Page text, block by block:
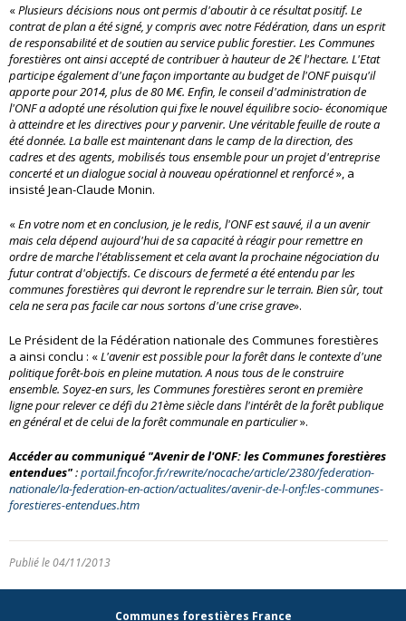
«Plusieurs décisions nous ont permis d'aboutir à ce résultat positif. Le
contrat de plan a été signé, y compris avec notre Fédération, dans un esprit
de responsabilité et de soutien au service public forestier. Les Communes
forestières ont ainsi accepté de contribuer à hauteur de 2€ l'hectare. L'Etat
participe également d'une façon importante au budget de l'ONF puisqu'il
apporte pour 2014, plus de 80 M€. Enfin, le conseil d'administration de
l'ONF a adopté une résolution qui fixe le nouvel équilibre socio- économique
à atteindre et les directives pour y parvenir. Une véritable feuille de route a
été donnée. La balle est maintenant dans le camp de la direction, des
cadres et des agents, mobilisés tous ensemble pour un projet d'entreprise
concerté et un dialogue social à nouveau opérationnel et renforcé», a
insisté Jean-Claude Monin.
«En votre nom et en conclusion, je le redis, l'ONF est sauvé, il a un avenir
mais cela dépend aujourd'hui de sa capacité à réagir pour remettre en
ordre de marche l'établissement et cela avant la prochaine négociation du
futur contrat d'objectifs. Ce discours de fermeté a été entendu par les
communes forestières qui devront le reprendre sur le terrain. Bien sûr, tout
cela ne sera pas facile car nous sortons d'une crise grave».
Le Président de la Fédération nationale des Communes forestières
a ainsi conclu : «L'avenir est possible pour la forêt dans le contexte d'une
politique forêt-bois en pleine mutation. A nous tous de le construire
ensemble. Soyez-en surs, les Communes forestières seront en première
ligne pour relever ce défi du 21ème siècle dans l'intérêt de la forêt publique
en général et de celui de la forêt communale en particulier».
Accéder au communiqué "Avenir de l'ONF: les Communes forestières
entendues":portail.fncofor.fr/rewrite/nocache/article/2380/federation-
nationale/la-federation-en-action/actualites/avenir-de-l-onf:les-communes-
forestieres-entendues.htm
Publié le 04/11/2013
Communes forestières France